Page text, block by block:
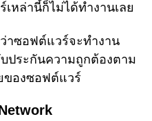
หล่านี้ก็ไม่ได้ทำงานเลย
าซอฟต์แวร์จะทำงาน
ประกันความถูกต้องตาม
องซอฟต์แวร์